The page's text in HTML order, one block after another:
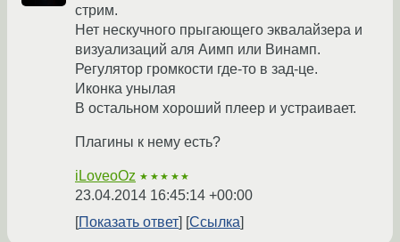
стрим.
Нет нескучного прыгающего эквалайзера и
визуализаций аля Аимп или Винамп.
Регулятор громкости где-то в зад-це.
Иконка унылая
В остальном хороший плеер и устраивает.
Плагины к нему есть?
iLoveoOz ★★★★★
23.04.2014 16:45:14 +00:00
Показать ответ
Ссылка